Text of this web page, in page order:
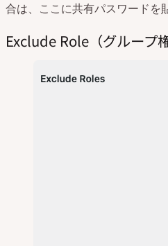
合は、ここに共有パスワードを
Exclude Role（グループ